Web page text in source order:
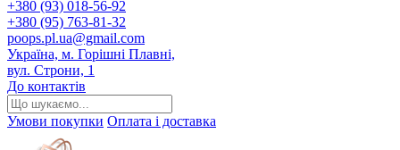
+380 (93) 018-56-92
+380 (95) 763-81-32
poops.pl.ua@gmail.com
Україна, м. Горішні Плавні,
вул. Строни, 1
До контактів
Умови покупки Оплата і доставка